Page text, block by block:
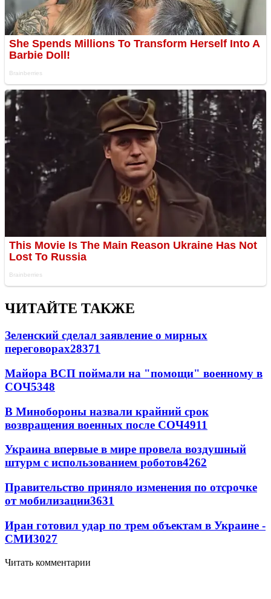
ЧИТАЙТЕ ТАКЖЕ
Зеленский сделал заявление о мирных
переговорах28371
Майора ВСП поймали на "помощи" военному в
СОЧ5348
В Минобороны назвали крайний срок
возвращения военных после СОЧ4911
Украина впервые в мире провела воздушный
штурм с использованием роботов4262
Правительство приняло изменения по отсрочке
от мобилизации3631
Иран готовил удар по трем объектам в Украине -
СМИ3027
Читать комментарии